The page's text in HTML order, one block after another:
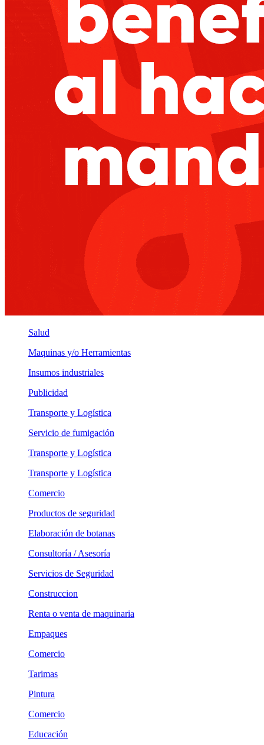
Salud
Maquinas y/o Herramientas
Insumos industriales
Publicidad
Transporte y Logística
Servicio de fumigación
Transporte y Logística
Transporte y Logística
Comercio
Productos de seguridad
Elaboración de botanas
Consultoría / Asesoría
Servicios de Seguridad
Construccion
Renta o venta de maquinaria
Empaques
Comercio
Tarimas
Pintura
Comercio
Educación